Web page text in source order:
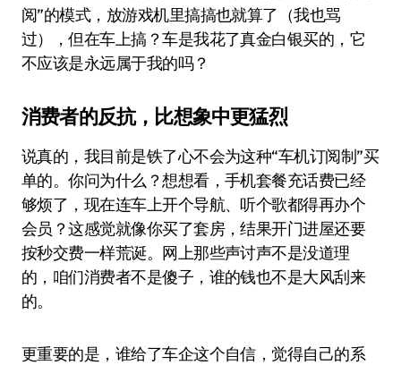
阅”的模式，放游戏机里搞搞也就算了（我也骂
过），但在车上搞？车是我花了真金白银买的，它
不应该是永远属于我的吗？
消费者的反抗，比想象中更猛烈
说真的，我目前是铁了心不会为这种“车机订阅制”买
单的。你问为什么？想想看，手机套餐充话费已经
够烦了，现在连车上开个导航、听个歌都得再办个
会员？这感觉就像你买了套房，结果开门进屋还要
按秒交费一样荒诞。网上那些声讨声不是没道理
的，咱们消费者不是傻子，谁的钱也不是大风刮来
的。
更重要的是，谁给了车企这个自信，觉得自己的系